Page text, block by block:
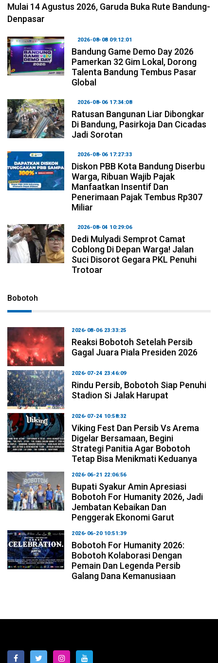
Mulai 14 Agustus 2026, Garuda Buka Rute Bandung-
Denpasar
2026-08-08 09:12:01
Bandung Game Demo Day 2026
Pamerkan 32 Gim Lokal, Dorong
Talenta Bandung Tembus Pasar
Global
2026-08-06 17:34:08
Ratusan Bangunan Liar Dibongkar
Di Bandung, Pasirkoja Dan Cicadas
Jadi Sorotan
2026-08-06 17:27:33
Diskon PBB Kota Bandung Diserbu
Warga, Ribuan Wajib Pajak
Manfaatkan Insentif Dan
Penerimaan Pajak Tembus Rp307
Miliar
2026-08-04 10:29:06
Dedi Mulyadi Semprot Camat
Coblong Di Depan Warga! Jalan
Suci Disorot Gegara PKL Penuhi
Trotoar
Bobotoh
2026-08-06 23:33:25
Reaksi Bobotoh Setelah Persib
Gagal Juara Piala Presiden 2026
2026-07-24 23:46:09
Rindu Persib, Bobotoh Siap Penuhi
Stadion Si Jalak Harupat
2026-07-24 10:58:32
Viking Fest Dan Persib Vs Arema
Digelar Bersamaan, Begini
Strategi Panitia Agar Bobotoh
Tetap Bisa Menikmati Keduanya
2026-06-21 22:06:56
Bupati Syakur Amin Apresiasi
Bobotoh For Humanity 2026, Jadi
Jembatan Kebaikan Dan
Penggerak Ekonomi Garut
2026-06-20 10:51:39
Bobotoh For Humanity 2026:
Bobotoh Kolaborasi Dengan
Pemain Dan Legenda Persib
Galang Dana Kemanusiaan